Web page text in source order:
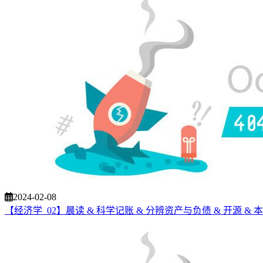
2024-02-08
【经济学_02】晨读 & 科学记账 & 分辨资产与负债 & 开源 &